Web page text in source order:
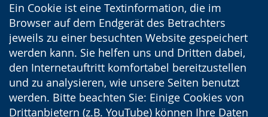
Ein Cookie ist eine Textinformation, die im
Browser auf dem Endgerät des Betrachters
jeweils zu einer besuchten Website gespeichert
werden kann. Sie helfen uns und Dritten dabei,
den Internetauftritt komfortabel bereitzustellen
und zu analysieren, wie unsere Seiten benutzt
werden. Bitte beachten Sie: Einige Cookies von
Drittanbietern (z.B. YouTube) können Ihre Daten